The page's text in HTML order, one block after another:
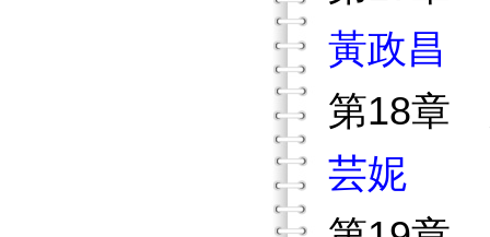
黃政昌
第18章
芸妮